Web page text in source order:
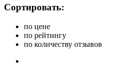
Сортировать:
по цене
по рейтингу
по количеству отзывов